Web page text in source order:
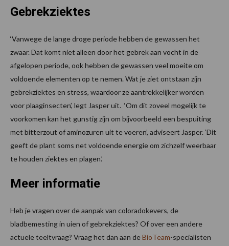
Gebrekziektes
‘Vanwege de lange droge periode hebben de gewassen het
zwaar. Dat komt niet alleen door het gebrek aan vocht in de
afgelopen periode, ook hebben de gewassen veel moeite om
voldoende elementen op te nemen. Wat je ziet ontstaan zijn
gebrekziektes en stress, waardoor ze aantrekkelijker worden
voor plaaginsecten’, legt Jasper uit. ‘Om dit zoveel mogelijk te
voorkomen kan het gunstig zijn om bijvoorbeeld een bespuiting
met bitterzout of aminozuren uit te voeren’, adviseert Jasper. ‘Dit
geeft de plant soms net voldoende energie om zichzelf weerbaar
te houden ziektes en plagen.’
Meer informatie
Heb je vragen over de aanpak van coloradokevers, de
bladbemesting in uien of gebrekziektes? Of over een andere
actuele teeltvraag? Vraag het dan aan deBioTeam-specialisten